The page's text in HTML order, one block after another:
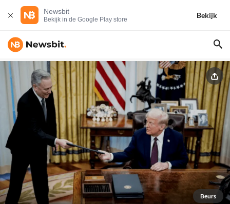
Newsbit
Bekijk in de Google Play store
Bekijk
Beurs